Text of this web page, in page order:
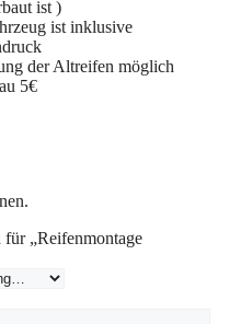
ist )
ist inklusive
der Altreifen möglich
5€
für „Reifenmontage